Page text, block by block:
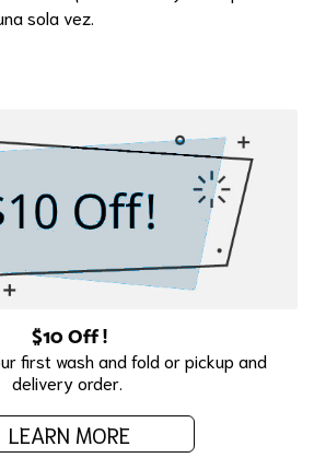
sola vez.
$10 Off !
first wash and fold or pickup and
delivery order.
LEARN MORE